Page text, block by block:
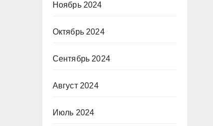
Ноябрь 2024
Октябрь 2024
Сентябрь 2024
Август 2024
Июль 2024